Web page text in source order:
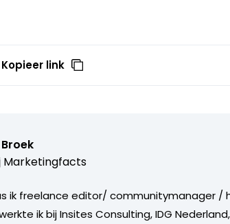
Kopieer link
Marketingfacts
ik freelance editor/ communitymanager
ik bij Insites Consulting, IDG Nederland,